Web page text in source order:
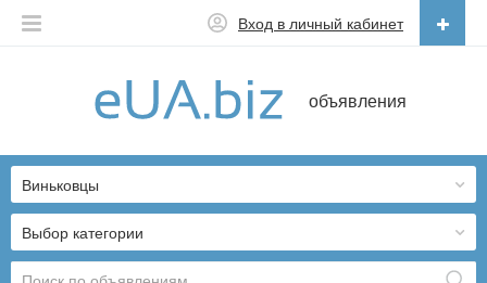
объявления
Вход в личный кабинет
Українська
Выбор категории
Виньковцы